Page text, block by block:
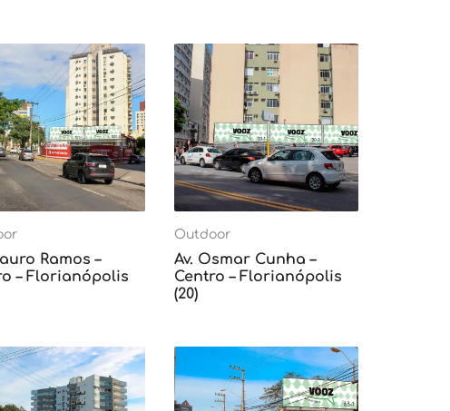
Ramos –
– Florianópolis
Outdoor
Av. Osmar Cunha –
Centro – Florianópolis
(20)